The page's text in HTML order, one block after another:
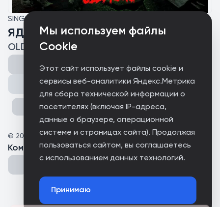
Мы используем файлы
Cookie
Этот сайт использует файлы cookie и
сервисы веб-аналитики Яндекс.Метрика
для сбора технической информации о
посетителях (включая IP-адреса,
данные о браузере, операционной
системе и страницах сайта). Продолжая
пользоваться сайтом, вы соглашаетесь
с использованием данных технологий.
Принимаю
SINGLE
ЯДЕРНЫЙ ГРИБ
OLD9PLUG
Поделиться
© 2026 OLD9PLUG
Комментарии(0 )
Could not connect to the server.
Could not connect to the server.
Could not connect to the server.